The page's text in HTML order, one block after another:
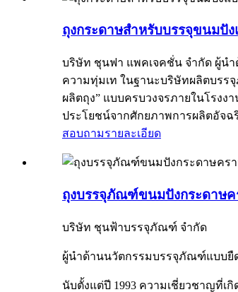
ถุงกระดาษสำหรับบรรจุขนมปั
บริษัท ชุนฟา แพคเจคชั่น จำกัด ผู้น
ความทุ่มเท ในฐานะบริษัทผลิตบรร
ผลิตถุง” แบบครบวงจรภายในโรงง
ประโยชน์จากศักยภาพการผลิตอัจฉ
สอบถามรายละเอียด
ถุงบรรจุภัณฑ์ขนมปังกระดาษ
บริษัท ชุนฟ้าบรรจุภัณฑ์ จำกัด
ผู้นำด้านนวัตกรรมบรรจุภัณฑ์แบบยื
นับตั้งแต่ปี 1993 ความเชี่ยวชาญที่เ